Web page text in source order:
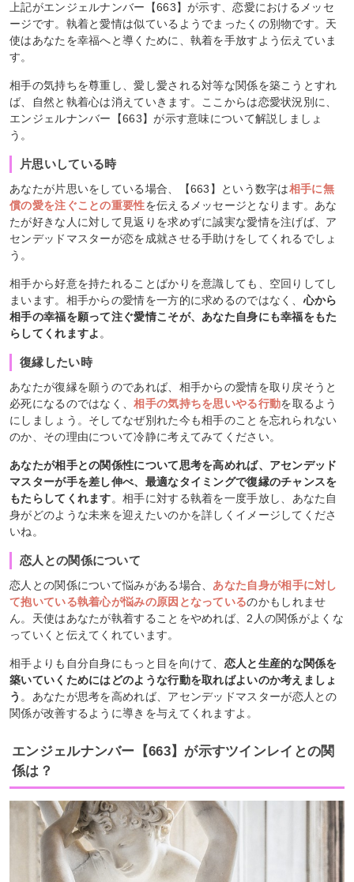
上記がエンジェルナンバー【663】が示す、恋愛におけるメッセ
ージです。執着と愛情は似ているようでまったくの別物です。天
使はあなたを幸福へと導くために、執着を手放すよう伝えていま
す。
相手の気持ちを尊重し、愛し愛される対等な関係を築こうとすれ
ば、自然と執着心は消えていきます。ここからは恋愛状況別に、
エンジェルナンバー【663】が示す意味について解説しましょ
う。
片思いしている時
あなたが片思いをしている場合、【663】という数字は相手に無
償の愛を注ぐことの重要性を伝えるメッセージとなります。あな
たが好きな人に対して見返りを求めずに誠実な愛情を注げば、ア
センデッドマスターが恋を成就させる手助けをしてくれるでしょ
う。
相手から好意を持たれることばかりを意識しても、空回りしてし
まいます。相手からの愛情を一方的に求めるのではなく、 心から
相手の幸福を願って注ぐ愛情こそが、あなた自身にも幸福をもた
らしてくれますよ。
復縁したい時
あなたが復縁を願うのであれば、相手からの愛情を取り戻そうと
必死になるのではなく、相手の気持ちを思いやる行動を取るよう
にしましょう。そしてなぜ別れた今も相手のことを忘れられない
のか、その理由について冷静に考えてみてください。
あなたが相手との関係性について思考を高めれば、アセンデッド
マスターが手を差し伸べ、最適なタイミングで復縁のチャンスを
もたらしてくれます。相手に対する執着を一度手放し、あなた自
身がどのような未来を迎えたいのかを詳しくイメージしてくださ
いね。
恋人との関係について
恋人との関係について悩みがある場合、あなた自身が相手に対し
て抱いている執着心が悩みの原因となっているのかもしれませ
ん。天使はあなたが執着することをやめれば、2人の関係がよくな
っていくと伝えてくれています。
相手よりも自分自身にもっと目を向けて、 恋人と生産的な関係を
築いていくためにはどのような行動を取ればよいのか考えましょ
う 。あなたが思考を高めれば、アセンデッドマスターが恋人との
関係が改善するように導きを与えてくれますよ。
エンジェルナンバー【663】が示すツインレイとの関
係は？